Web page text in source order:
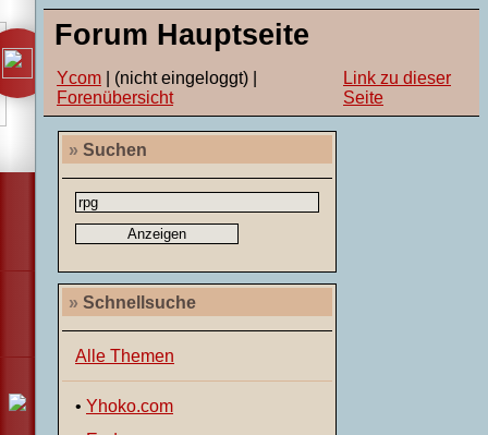
Forum Hauptseite
Ycom | (nicht eingeloggt) |
Forenübersicht
Link zu dieser
Seite
» Suchen
» Schnellsuche
Alle Themen
• Yhoko.com